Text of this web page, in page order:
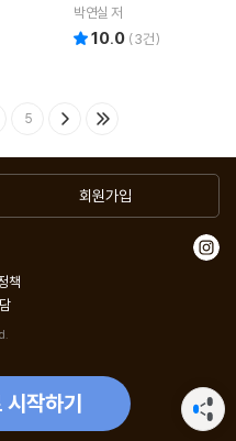
박연실 저
10.0 (3건)
5
시작하기
회원가입
책